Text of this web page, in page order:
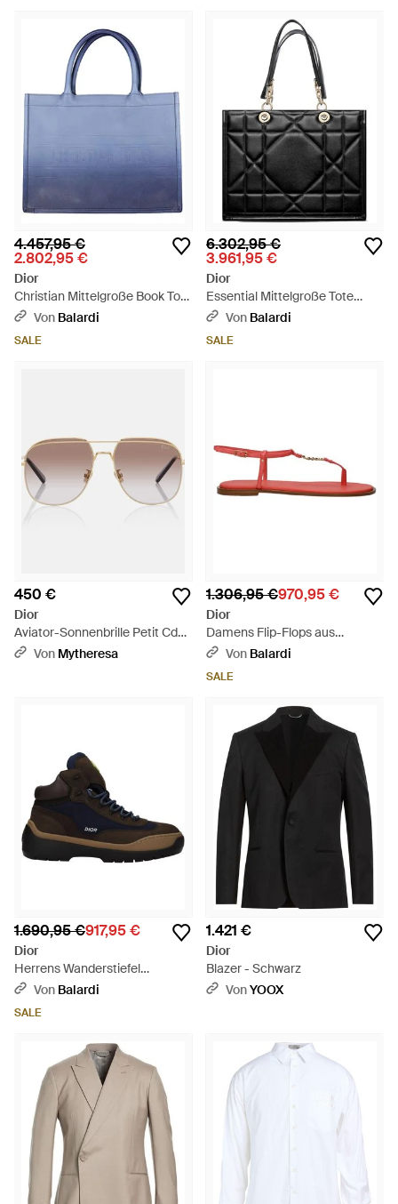
4.457,95 €
2.802,95 €
Dior
Christian Mittelgroße Book Tote
Tasche Aus Leder - Blau
Von Balardi
SALE
6.302,95 €
3.961,95 €
Dior
Essential Mittelgroße Tote
Tasche - Schwarz
Von Balardi
SALE
450 €
Dior
Aviator-Sonnenbrille Petit Cd
A1U - Braun
Von Mytheresa
1.306,95 €970,95 €
Dior
Damens Flip-Flops aus
rosa/korallenrotem Leder
Von Balardi
SALE
1.690,95 €917,95 €
Dior
Herrens Wanderstiefel
Wildleder Braun/Blau - Schwarz
Von Balardi
SALE
1.421 €
Dior
Blazer - Schwarz
VonYOOX